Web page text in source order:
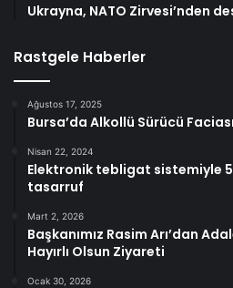
Ukrayna, NATO Zirvesi’nden
Rastgele Haberler
Ağustos 17, 2025
Bursa’da Alkollü Sürücü Faciası
Nisan 22, 2024
Elektronik tebligat sistemiyle 5
tasarruf
Mart 2, 2026
Başkanımız Rasim Arı’dan
Hayırlı Olsun Ziyareti
Ocak 30, 2026